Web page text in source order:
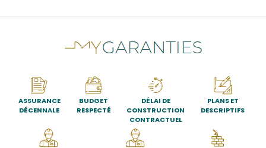
ASSURANCE
DÉCENNALE
BUDGET
RESPECTÉ
DÉLAI DE
CONSTRUCTION
CONTRACTUEL
PLANS ET
DESCRIPTIFS